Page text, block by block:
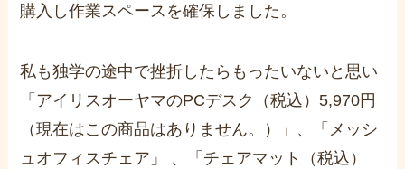
購入し作業スペースを確保しました。
私も独学の途中で挫折したらもったいないと思い
「アイリスオーヤマのPCデスク（税込）5,970円
（現在はこの商品はありません。）」、「メッシ
ュオフィスチェア」 、「チェアマット（税込）